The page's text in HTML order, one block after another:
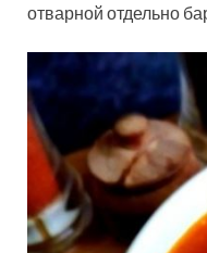
отварной отдельно